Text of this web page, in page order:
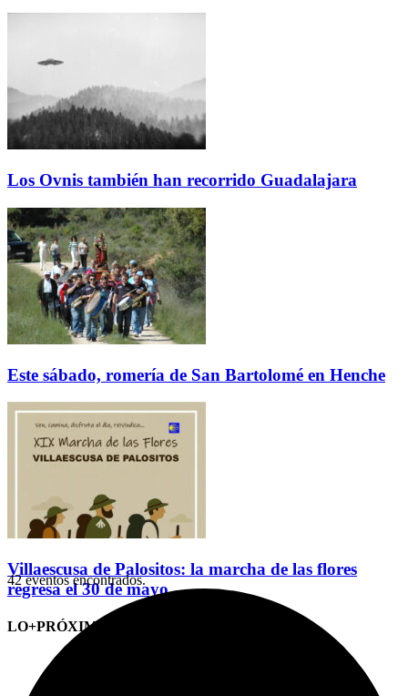
Los Ovnis también han recorrido Guadalajara
Este sábado, romería de San Bartolomé en Henche
Villaescusa de Palositos: la marcha de las flores
regresa el 30 de mayo
LO+PRÓXIMO (CITAS)
42 eventos encontrados.